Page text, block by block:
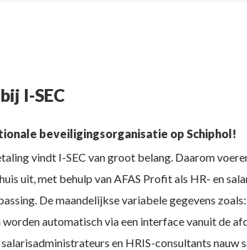
I-SEC
beveiligingsorganisatie op Schiphol!
vindt I-SEC van groot belang. Daarom
uit, met behulp van AFAS Profit als HR- en
De maandelijkse variabele gegevens
automatisch via een interface vanuit de
en HRIS-consultants nauw